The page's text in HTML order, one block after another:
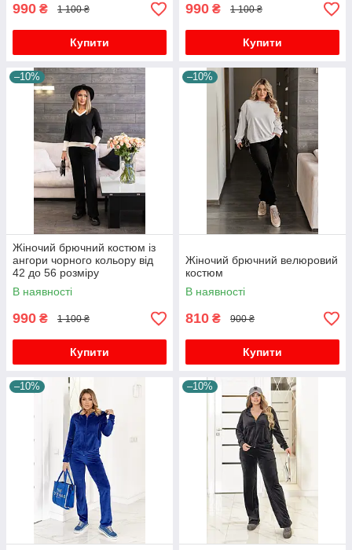
990 ₴ 1 100 ₴
Купити
990 ₴ 1 100 ₴
Купити
–10%
Жіночий брючний костюм із
ангори чорного кольору від
42 до 56 розміру
В наявності
990 ₴ 1 100 ₴
Купити
–10%
Жіночий брючний велюровий
костюм
В наявності
810 ₴ 900 ₴
Купити
–10% –10%